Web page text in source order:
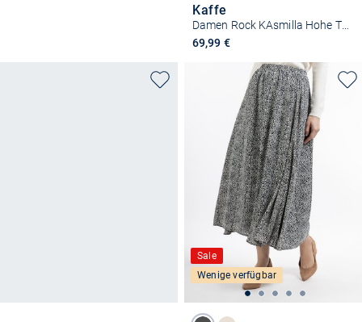
Kaffe
Damen Rock KAsmilla Hohe Taille
69,99 €
Sale
Wenige verfügbar